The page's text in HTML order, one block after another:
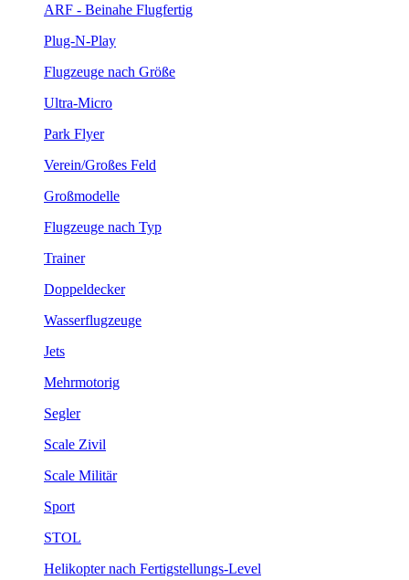
ARF - Beinahe Flugfertig
Plug-N-Play
Flugzeuge nach Größe
Ultra-Micro
Park Flyer
Verein/Großes Feld
Großmodelle
Flugzeuge nach Typ
Trainer
Doppeldecker
Wasserflugzeuge
Jets
Mehrmotorig
Segler
Scale Zivil
Scale Militär
Sport
STOL
Helikopter nach Fertigstellungs-Level